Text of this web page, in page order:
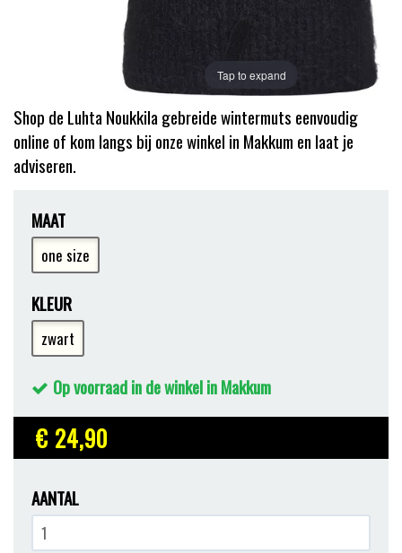
Tap to expand
Shop de Luhta Noukkila gebreide wintermuts eenvoudig
online of kom langs bij onze winkel in Makkum en laat je
adviseren.
MAAT
one size
KLEUR
zwart
Op voorraad in de winkel in Makkum
€ 24,90
AANTAL